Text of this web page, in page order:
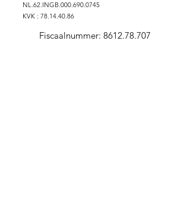
NL.62.INGB.000.690.0745
KVK : 78.14.40.86
Fiscaalnummer: 8612.78.707